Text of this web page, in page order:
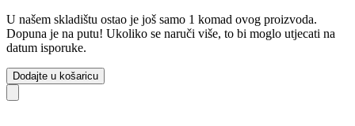
U našem skladištu ostao je još samo 1 komad ovog proizvoda.
Dopuna je na putu! Ukoliko se naruči više, to bi moglo utjecati na
datum isporuke.
Dodajte u košaricu